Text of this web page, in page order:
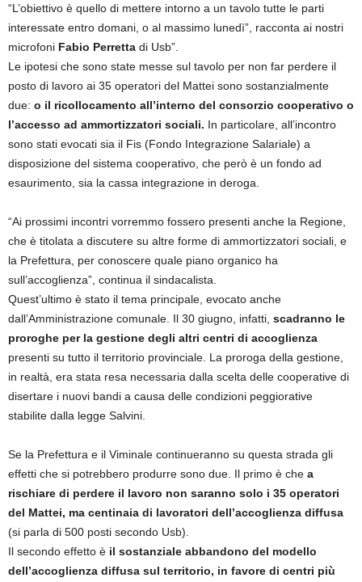
“L’obiettivo è quello di mettere intorno a un tavolo tutte le parti
interessate entro domani, o al massimo lunedì”, racconta ai nostri
microfoni Fabio Perretta di Usb”.
Le ipotesi che sono state messe sul tavolo per non far perdere il
posto di lavoro ai 35 operatori del Mattei sono sostanzialmente
due: o il ricollocamento all’interno del consorzio cooperativo o
l’accesso ad ammortizzatori sociali. In particolare, all’incontro
sono stati evocati sia il Fis (Fondo Integrazione Salariale) a
disposizione del sistema cooperativo, che però è un fondo ad
esaurimento, sia la cassa integrazione in deroga.
“Ai prossimi incontri vorremmo fossero presenti anche la Regione,
che è titolata a discutere su altre forme di ammortizzatori sociali, e
la Prefettura, per conoscere quale piano organico ha
sull’accoglienza”, continua il sindacalista.
Quest’ultimo è stato il tema principale, evocato anche
dall’Amministrazione comunale. Il 30 giugno, infatti, scadranno le
proroghe per la gestione degli altri centri di accoglienza
presenti su tutto il territorio provinciale. La proroga della gestione,
in realtà, era stata resa necessaria dalla scelta delle cooperative di
disertare i nuovi bandi a causa delle condizioni peggiorative
stabilite dalla legge Salvini.
Se la Prefettura e il Viminale continueranno su questa strada gli
effetti che si potrebbero produrre sono due. Il primo è che a
rischiare di perdere il lavoro non saranno solo i 35 operatori
del Mattei, ma centinaia di lavoratori dell’accoglienza diffusa
(si parla di 500 posti secondo Usb).
Il secondo effetto è il sostanziale abbandono del modello
dell’accoglienza diffusa sul territorio, in favore di centri più